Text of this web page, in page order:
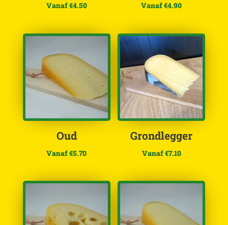
Vanaf€4.50 Vanaf€4.90
Oud
Vanaf€5.70
Grondlegger
Vanaf€7.10